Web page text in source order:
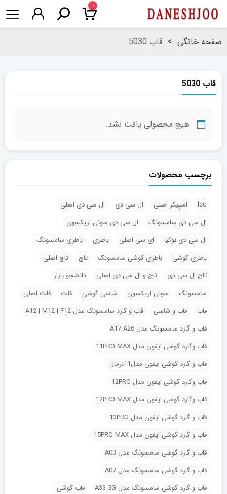
۰
صفحه خانگی > قاب 5030
قاب 5030
هیچ محصولی یافت نشد.
برچسب محصولات
lcd اسپیکر اصلی ال سی دی
ال سی دی اصلی
ال سی دی سامسونگ
ال سی دی سونی اریکسون
ال سی دی نوکیا
ای سی اصلی باطری
باطری سامسونگ
باطری گوشی
باطری گوشی سامسونگ تاچ
تاچ اصلی
تاچ ال سی دی
تاچ و ال سی دی اصلی
دانشجو بازار
سامسونگ
سونی اریکسون شاسی گوشی فلت
فلت اصلی
قاب
قاب و شاسی
قاب و گارد سامسونگ مدل A12 | M12 | F12
قاب و گارد سامسونگ مدل A17 A26
قاب وگارد گوشی ایفون مدل 11PRO MAX
قاب و گارد گوشی ایفون مدل11نرمال
قاب وگارد گوشی ایفون مدل 12PRO
قاب وگارد گوشی ایفون مدل 12PRO MAX
قاب و گارد گوشی ایفون مدل 13PRO
قاب و گارد گوشی ایفون مدل 15PRO MAX
قاب و گارد گوشی سامسونگ مدل A03
قاب و گارد گوشی سامسونگ مدل A07
قاب و گارد گوشی سامسونگ مدل A33 5G
قاب گوشی